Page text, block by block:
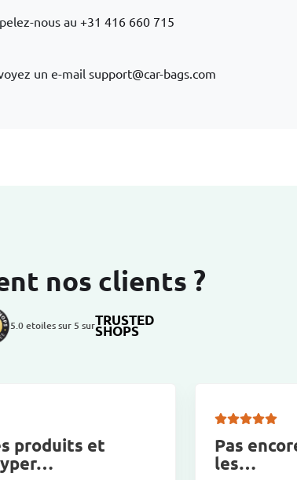
nous au +31 416 660 715
un e-mail support@car-bags.com
nos clients ?
5.0 etoiles sur 5 surTRUSTED
SHOPS
produits et
Pas
les…